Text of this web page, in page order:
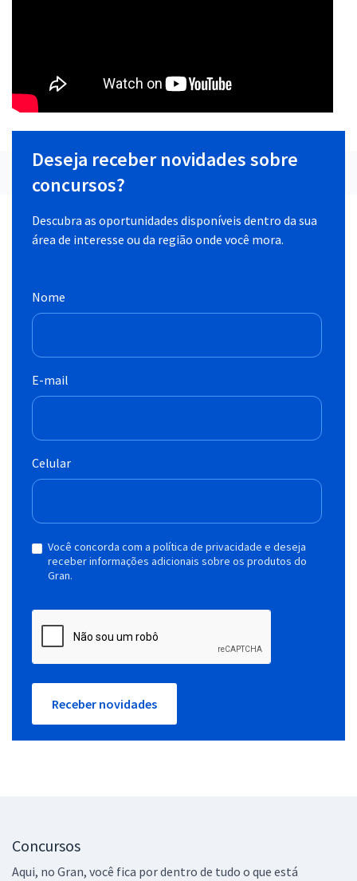
Deseja receber novidades sobre
concursos?
Descubra as oportunidades disponíveis dentro da sua
área de interesse ou da região onde você mora.
Nome
E-mail
Celular
Você concorda com a política de privacidade e deseja
receber informações adicionais sobre os produtos do
Gran.
Receber novidades
Concursos
Aqui, no Gran, você fica por dentro de tudo o que está